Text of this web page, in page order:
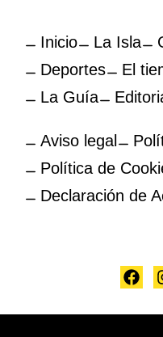
Inicio La Isla
Deportes
El
La Guía
Aviso legal
Política de
Declaración de